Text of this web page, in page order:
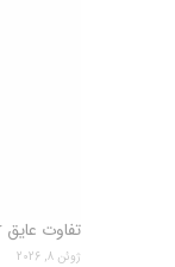
تفاوت عایق nbr و epdm
ژوئن 8, 2026